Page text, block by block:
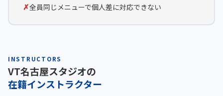
全員同じメニューで個人差に対応できない
INSTRUCTORS
VT名古屋スタジオの
在籍インストラクター